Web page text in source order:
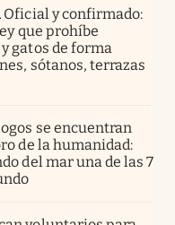
Oficial y confirmado:
que prohíbe
gatos de forma
sótanos, terrazas
se encuentran
de la humanidad:
del mar una de las 7